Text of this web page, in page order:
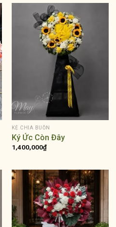
KỆ CHIA BUỒN
Ký Ức Còn Đây
1,400,000₫